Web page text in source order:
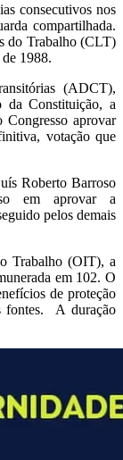
consecutivos nos
compartilhada.
do Trabalho (CLT)
1988.
(ADCT),
da Constituição, a
Congresso aprovar
votação que
Roberto Barroso
em aprovar a
pelos demais
Trabalho (OIT), a
em 102. O
de proteção
fontes. A duração